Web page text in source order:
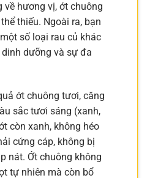
về hương vị, ớt chuông
thiếu. Ngoài ra, bạn
số loại rau củ khác
dưỡng và sự đa
ớt chuông tươi, căng
sắc tươi sáng (xanh,
còn xanh, không héo
cứng cáp, không bị
nát. Ớt chuông không
tự nhiên mà còn bổ